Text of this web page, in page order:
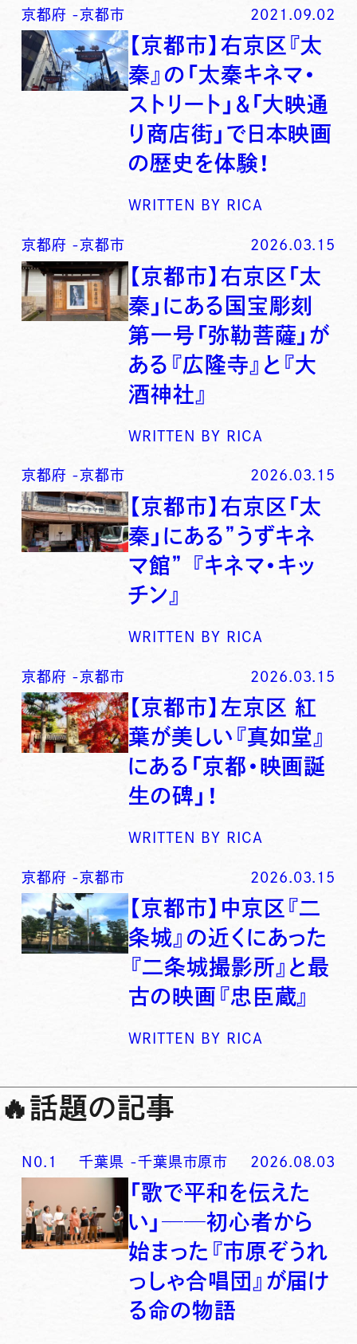
京都府 -京都市 2021.09.02
【京都市】右京区『太
秦』の「太秦キネマ・
ストリート」＆「大映通
り商店街」で日本映画
の歴史を体験！
WRITTEN BY RICA
京都府 -京都市 2026.03.15
【京都市】右京区「太
秦」にある国宝彫刻
第一号「弥勒菩薩」が
ある『広隆寺』と『大
酒神社』
WRITTEN BY RICA
京都府 -京都市 2026.03.15
【京都市】右京区「太
秦」にある”うずキネ
マ館” 『キネマ・キッ
チン』
WRITTEN BY RICA
京都府 -京都市 2026.03.15
【京都市】左京区 紅
葉が美しい『真如堂』
にある「京都・映画誕
生の碑」！
WRITTEN BY RICA
京都府 -京都市 2026.03.15
【京都市】中京区『二
条城』の近くにあった
『二条城撮影所』と最
古の映画『忠臣蔵』
WRITTEN BY RICA
🔥話題の記事
N0. 1 千葉県 -千葉県市原市 2026.08.03
「歌で平和を伝えた
い」──初心者から
始まった『市原ぞうれ
っしゃ合唱団』が届け
る命の物語